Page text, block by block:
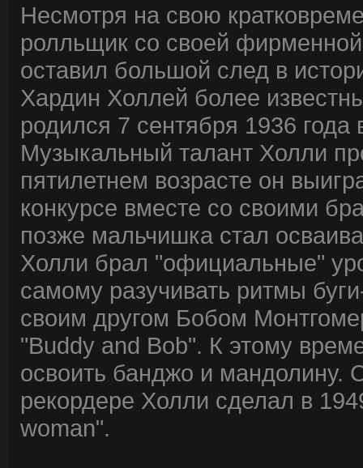
Несмотря на свою
ролльщик со своей
оставил большой след в
Хардин Холлей более
родился 7 сентября 1936
Музыкальный талант Холли
пятилетнем возрасте он
конкурсе вместе со своими
позже мальчишка стал
Холли брал "официальные"
самому разучивать ритмы
своим другом Бобом
"Buddy and Bob". К этому
освоить банджо и
рекордере Холли сделал в
woman".